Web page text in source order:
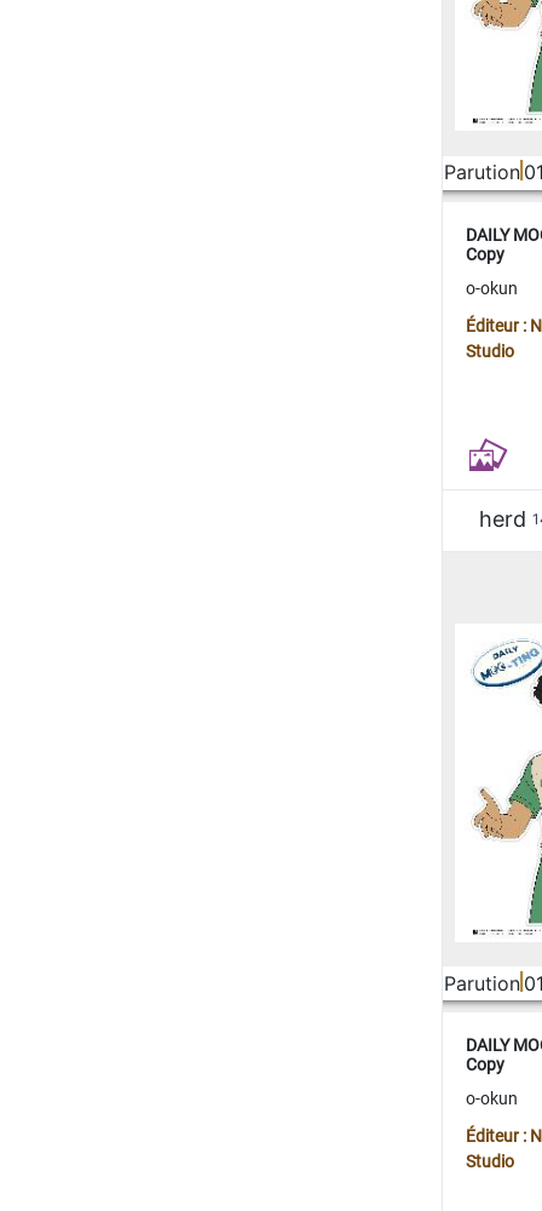
Parution
DAILY
Copy
o-okun
Éditeur :
Studio
herd
Parution
DAILY
Copy
o-okun
Éditeur :
Studio